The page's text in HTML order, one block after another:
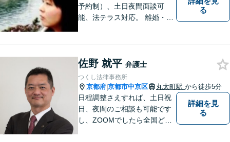
予約制）、土日夜間面談可
能、法テラス対応。 離婚・借
問題・クレーマー対応など事
業者様にも広く対応しており
ます。お気軽にご相談くださ
い。
る
佐野 就平 弁護士
つくし法律事務所
京都府|京都市中京区 丸太町駅 から徒歩5分
日程調整さえすれば、土日祝
日、夜間のご相談も可能です
し、ZOOMでしたら全国どこ
詳細を見
る